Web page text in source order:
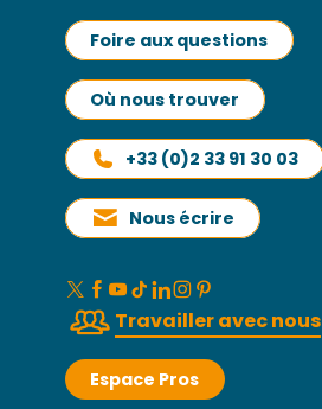
Foire aux questions
Où nous trouver
+33 (0)2 33 91 30 03
Nous écrire
Travailler avec nous
Espace Pros